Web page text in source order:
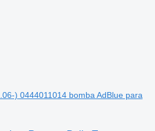
) 0444011014 bomba AdBlue para